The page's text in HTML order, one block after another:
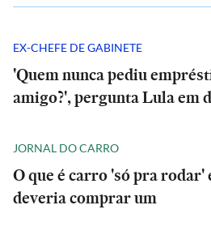
EX-CHEFE DE GABINETE
'Quem nunca pediu
amigo?', pergunta Lula em
JORNAL DO CARRO
O que é carro 'só pra rodar'
deveria comprar um